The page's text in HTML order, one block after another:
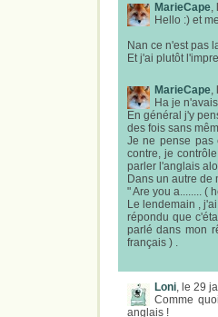
MarieCape,
Hello :) et
Nan ce n'est pas
Et j'ai plutôt
MarieCape,
Ha je
En général j'y
des fois sans
Je ne pense pas
contre, je
parler l'anglais
Dans un autre de
" Are you a........ (
Le lendemain ,
répondu que
parlé dans mon
français ) .
Loni, le 29
Comme
anglais !